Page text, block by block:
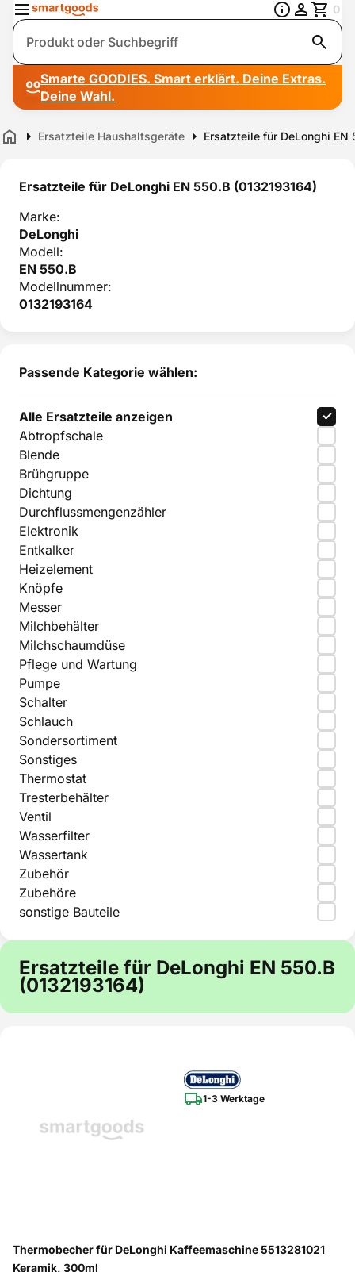
Suche
0
Smarte GOODIES. Smart erklärt. Deine Extras.
Deine Wahl.
Home Ersatzteile Haushaltsgeräte Ersatzteile für DeLonghi EN
Ersatzteile für DeLonghi EN 550.B (0132193164)
Marke:
DeLonghi
Modell:
EN 550.B
Modellnummer:
0132193164
Passende Kategorie wählen:
Alle Ersatzteile anzeigen
Abtropfschale
Blende
Brühgruppe
Dichtung
Durchflussmengenzähler
Elektronik
Entkalker
Heizelement
Knöpfe
Messer
Milchbehälter
Milchschaumdüse
Pflege und Wartung
Pumpe
Schalter
Schlauch
Sondersortiment
Sonstiges
Thermostat
Tresterbehälter
Ventil
Wasserfilter
Wassertank
Zubehör
Zubehöre
sonstige Bauteile
Ersatzteile für DeLonghi EN 550.B
(0132193164)
1-3 Werktage
Thermobecher für DeLonghi Kaffeemaschine 5513281021
Keramik, 300ml